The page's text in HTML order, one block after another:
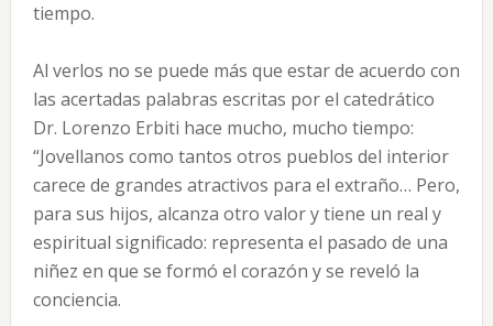
tiempo.
Al verlos no se puede más que estar de acuerdo con
las acertadas palabras escritas por el catedrático
Dr. Lorenzo Erbiti hace mucho, mucho tiempo:
“Jovellanos como tantos otros pueblos del interior
carece de grandes atractivos para el extraño… Pero,
para sus hijos, alcanza otro valor y tiene un real y
espiritual significado: representa el pasado de una
niñez en que se formó el corazón y se reveló la
conciencia.